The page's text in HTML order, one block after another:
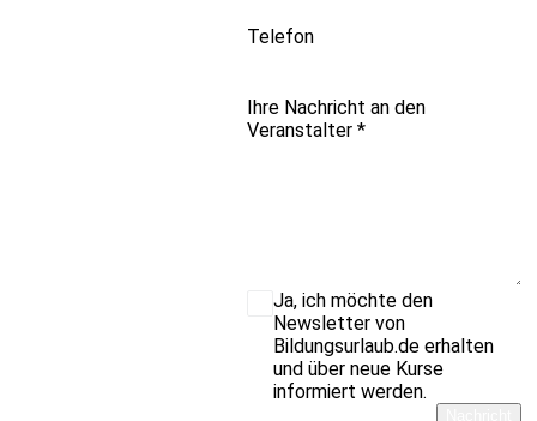
Telefon
Ihre Nachricht an den
Veranstalter *
Ja, ich möchte den
Newsletter von
Bildungsurlaub.de erhalten
und über neue Kurse
informiert werden.